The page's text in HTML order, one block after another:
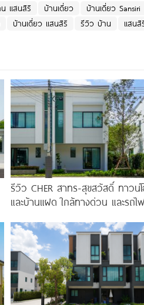
แสนสิริ บ้านเดี่ยว บ้านเดี่ยว Sansiri
บ้านเดี่ยว แสนสิริ รีวิว บ้าน แสนสิ
รีวิว CHER สาทร-สุขสวัสดิ์ ทาวน์
และบ้านแฝด ใกล้ทางด่วน และรถไ
3.59